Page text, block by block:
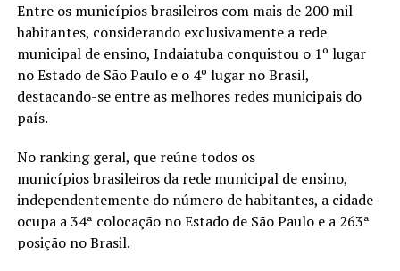
Entre os municípios brasileiros com mais de 200 mil
habitantes, considerando exclusivamente a rede
municipal de ensino, Indaiatuba conquistou o 1º lugar
no Estado de São Paulo e o 4º lugar no Brasil,
destacando-se entre as melhores redes municipais do
país.
No ranking geral, que reúne todos os
municípios brasileiros da rede municipal de ensino,
independentemente do número de habitantes, a cidade
ocupa a 34ª colocação no Estado de São Paulo e a 263ª
posição no Brasil.